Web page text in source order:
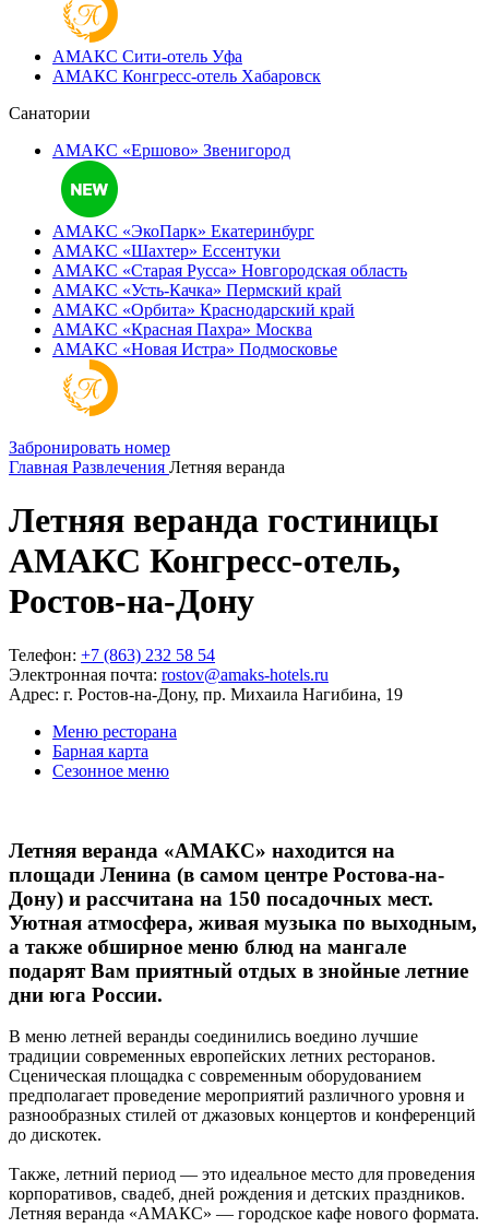
АМАКС Сити-отель Уфа
АМАКС Конгресс-отель Хабаровск
Санатории
АМАКС «Ершово» Звенигород
АМАКС «ЭкоПарк» Екатеринбург
АМАКС «‎Шахтер» Ессентуки
АМАКС «‎Старая Русса» Новгородская область
АМАКС «‎Усть-Качка» Пермский край
АМАКС «‎Орбита» Краснодарский край
АМАКС «‎Красная Пахра» Москва
АМАКС «‎Новая Истра» Подмосковье
Забронировать номер
Главная Развлечения Летняя веранда
Летняя веранда гостиницы
АМАКС Конгресс-отель,
Ростов-на-Дону
Телефон: +7 (863) 232 58 54
Электронная почта: rostov@amaks-hotels.ru
Адрес: г. Ростов-на-Дону, пр. Михаила Нагибина, 19
Меню ресторана
Барная карта
Сезонное меню
Летняя веранда «АМАКС» находится на
площади Ленина (в самом центре Ростова-на-
Дону) и рассчитана на 150 посадочных мест.
Уютная атмосфера, живая музыка по выходным,
а также обширное меню блюд на мангале
подарят Вам приятный отдых в знойные летние
дни юга России.
В меню летней веранды соединились воедино лучшие
традиции современных европейских летних ресторанов.
Сценическая площадка с современным оборудованием
предполагает проведение мероприятий различного уровня и
разнообразных стилей от джазовых концертов и конференций
до дискотек.
Также, летний период — это идеальное место для проведения
корпоративов, свадеб, дней рождения и детских праздников.
Летняя веранда «АМАКС» — городское кафе нового формата.